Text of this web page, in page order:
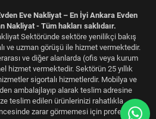
Eve Nakliyat – En İyi Ankara Evden
Nakliyat - Tüm hakları saklıdaır.
Sektöründe sektöre yenilikçi bakış
ve uzman görüşü ile hizmet vermektedir.
ve diğer alanlarda (ofis veya kurum
hizmet vermektedir. Sektörün 25 yıllık
sigortalı hizmetlerdir. Mobilya ve
ambalajlayıp alarak teslim adresine
teslim edilen ürünlerinizi rahatlıkla
zarar görmemesi için profesyonel